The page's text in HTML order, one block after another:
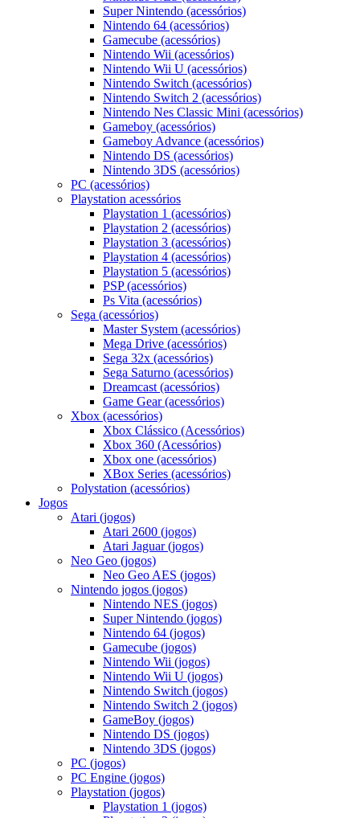
Super Nintendo (acessórios)
Nintendo 64 (acessórios)
Gamecube (acessórios)
Nintendo Wii (acessórios)
Nintendo Wii U (acessórios)
Nintendo Switch (acessórios)
Nintendo Switch 2 (acessórios)
Nintendo Nes Classic Mini (acessórios)
Gameboy (acessórios)
Gameboy Advance (acessórios)
Nintendo DS (acessórios)
Nintendo 3DS (acessórios)
PC (acessórios)
Playstation acessórios
Playstation 1 (acessórios)
Playstation 2 (acessórios)
Playstation 3 (acessórios)
Playstation 4 (acessórios)
Playstation 5 (acessórios)
PSP (acessórios)
Ps Vita (acessórios)
Sega (acessórios)
Master System (acessórios)
Mega Drive (acessórios)
Sega 32x (acessórios)
Sega Saturno (acessórios)
Dreamcast (acessórios)
Game Gear (acessórios)
Xbox (acessórios)
Xbox Clássico (Acessórios)
Xbox 360 (Acessórios)
Xbox one (acessórios)
XBox Series (acessórios)
Polystation (acessórios)
Jogos
Atari (jogos)
Atari 2600 (jogos)
Atari Jaguar (jogos)
Neo Geo (jogos)
Neo Geo AES (jogos)
Nintendo jogos (jogos)
Nintendo NES (jogos)
Super Nintendo (jogos)
Nintendo 64 (jogos)
Gamecube (jogos)
Nintendo Wii (jogos)
Nintendo Wii U (jogos)
Nintendo Switch (jogos)
Nintendo Switch 2 (jogos)
GameBoy (jogos)
Nintendo DS (jogos)
Nintendo 3DS (jogos)
PC (jogos)
PC Engine (jogos)
Playstation (jogos)
Playstation 1 (jogos)